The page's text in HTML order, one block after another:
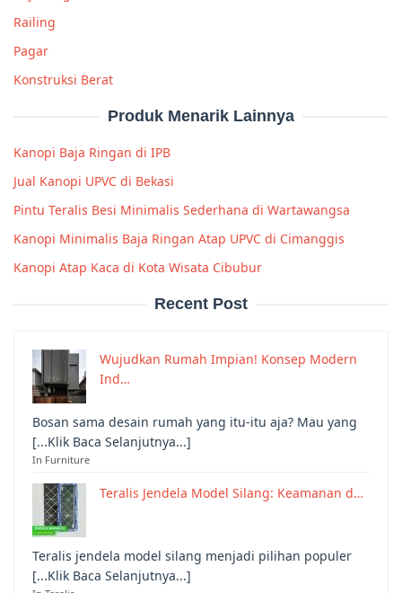
Railing
Pagar
Konstruksi Berat
Produk Menarik Lainnya
Kanopi Baja Ringan di IPB
Jual Kanopi UPVC di Bekasi
Pintu Teralis Besi Minimalis Sederhana di Wartawangsa
Kanopi Minimalis Baja Ringan Atap UPVC di Cimanggis
Kanopi Atap Kaca di Kota Wisata Cibubur
Recent Post
Wujudkan Rumah Impian! Konsep Modern
Ind…
Bosan sama desain rumah yang itu-itu aja? Mau yang
[...Klik Baca Selanjutnya...]
In Furniture
Teralis Jendela Model Silang: Keamanan d…
Teralis jendela model silang menjadi pilihan populer
[...Klik Baca Selanjutnya...]